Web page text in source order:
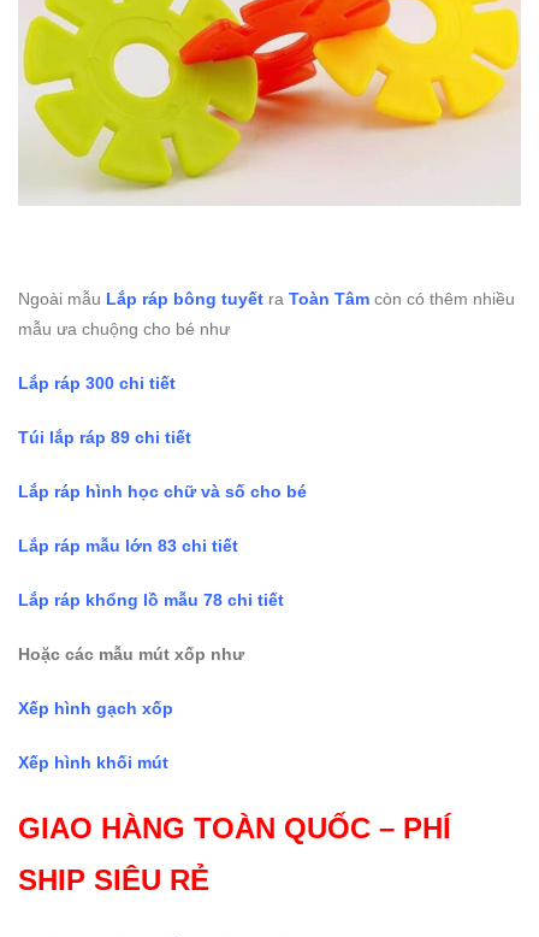
Ngoài mẫu Lắp ráp bông tuyết ra Toàn Tâm còn có thêm nhiều
mẫu ưa chuộng cho bé như
Lắp ráp 300 chi tiết
Túi lắp ráp 89 chi tiết
Lắp ráp hình học chữ và số cho bé
Lắp ráp mẫu lớn 83 chi tiết
Lắp ráp khổng lồ mẫu 78 chi tiết
Hoặc các mẫu mút xốp như
Xếp hình gạch xốp
Xếp hình khối mút
GIAO HÀNG TOÀN QUỐC – PHÍ
SHIP SIÊU RẺ